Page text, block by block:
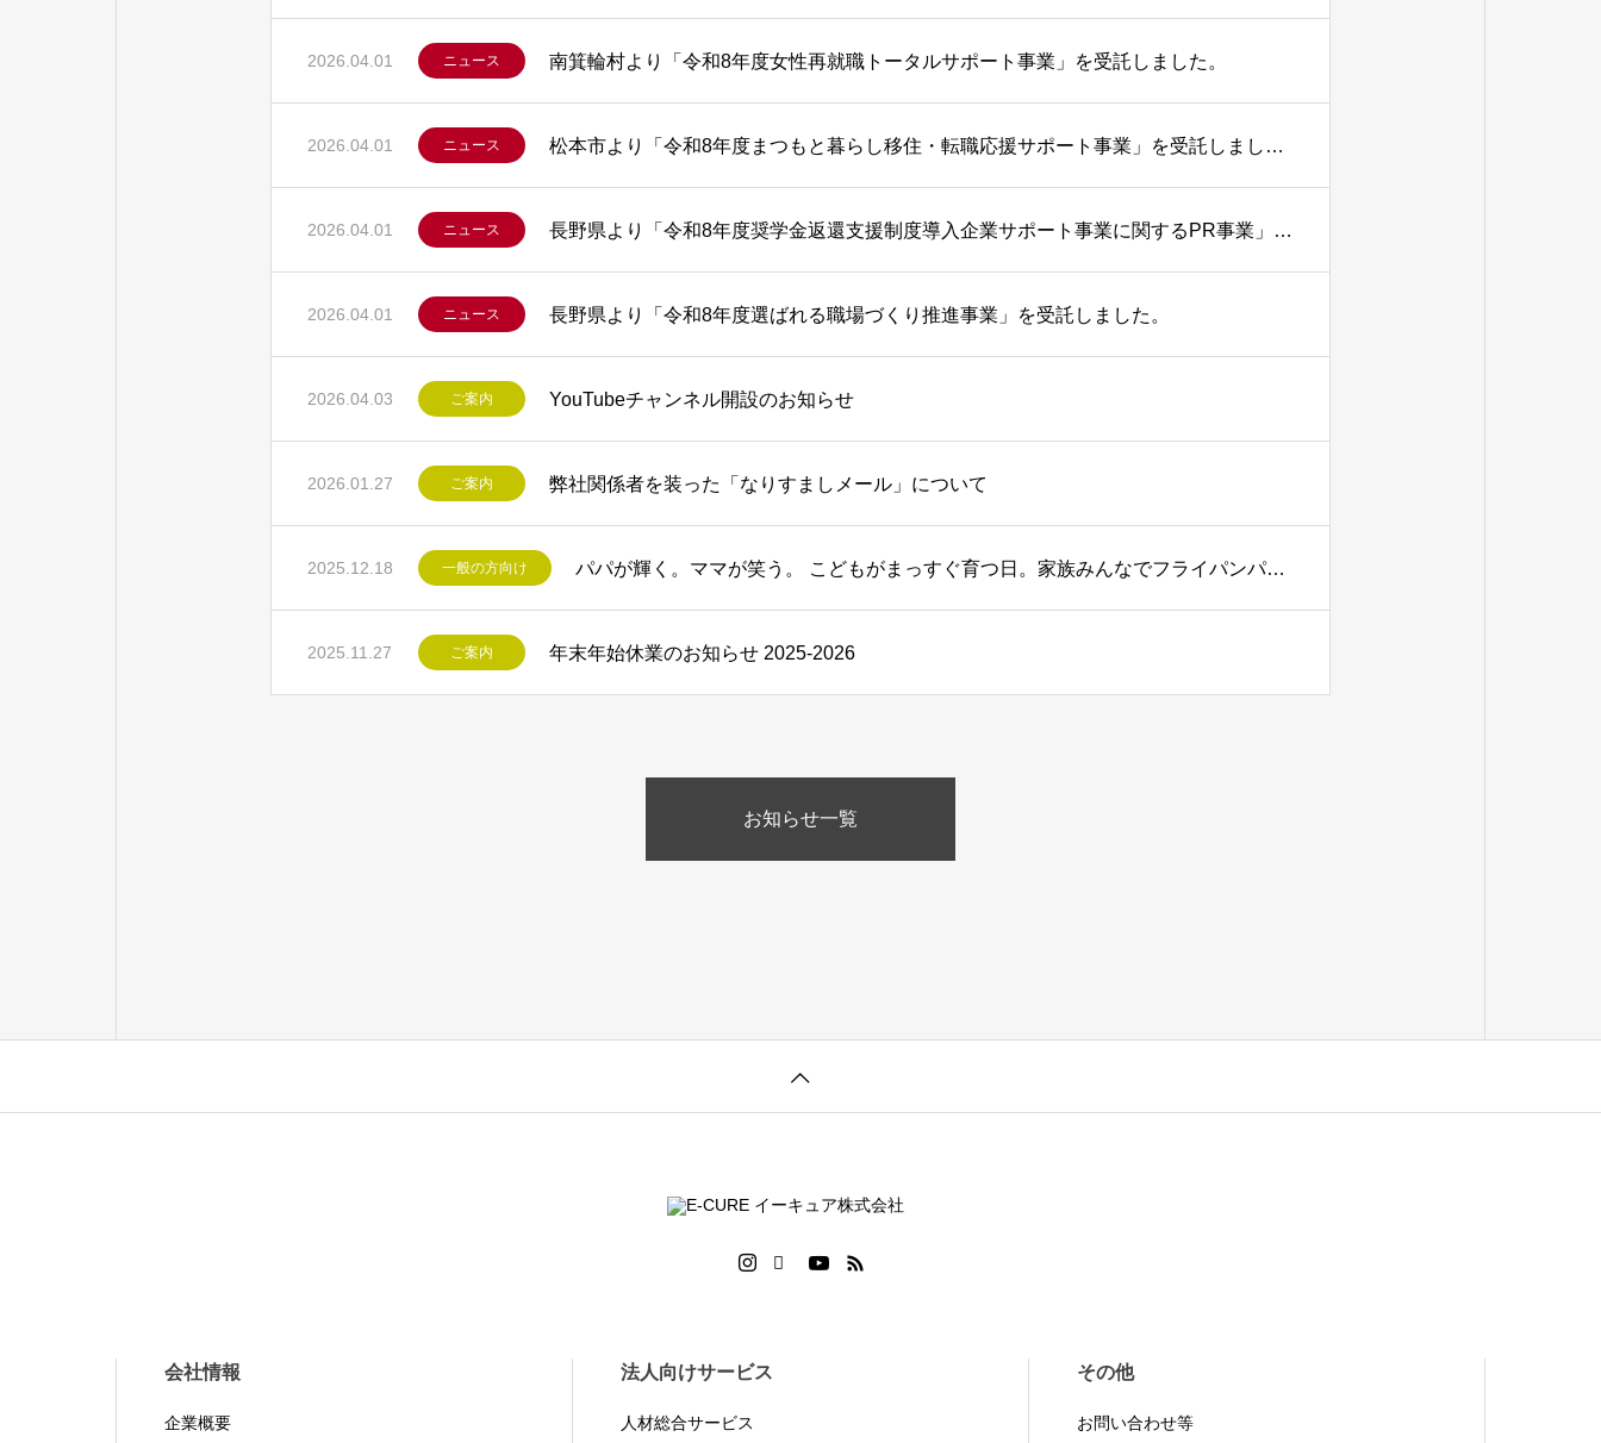
2026.04.01 ニュース 南箕輪村より「令和8年度女性再就職トータルサポート事業」を受託しました。
2026.04.01 ニュース 松本市より「令和8年度まつもと暮らし移住・転職応援サポート事業」を受託しました。
2026.04.01 ニュース 長野県より「令和8年度奨学金返還支援制度導入企業サポート事業に関するPR事業」を受託しました。
2026.04.01 ニュース 長野県より「令和8年度選ばれる職場づくり推進事業」を受託しました。
2026.04.03 ご案内 YouTubeチャンネル開設のお知らせ
2026.01.27 ご案内 弊社関係者を装った「なりすましメール」について
2025.12.18 一般の方向け パパが輝く。ママが笑う。 こどもがまっすぐ育つ日。家族みんなでフライパンパン作り講座
2025.11.27 ご案内 年末年始休業のお知らせ 2025-2026
お知らせ一覧
会社情報
企業概要
法人向けサービス
人材総合サービス
その他
お問い合わせ等